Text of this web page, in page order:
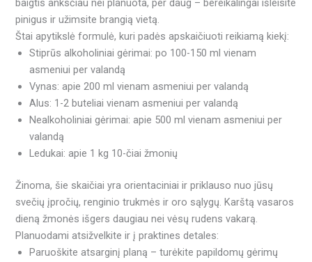
baigtis anksčiau nei planuota, per daug – bereikalingai išleisite
pinigus ir užimsite brangią vietą.
Štai apytikslė formulė, kuri padės apskaičiuoti reikiamą kiekį:
Stiprūs alkoholiniai gėrimai: po 100-150 ml vienam
asmeniui per valandą
Vynas: apie 200 ml vienam asmeniui per valandą
Alus: 1-2 buteliai vienam asmeniui per valandą
Nealkoholiniai gėrimai: apie 500 ml vienam asmeniui per
valandą
Ledukai: apie 1 kg 10-čiai žmonių
Žinoma, šie skaičiai yra orientaciniai ir priklauso nuo jūsų
svečių įpročių, renginio trukmės ir oro sąlygų. Karštą vasaros
dieną žmonės išgers daugiau nei vėsų rudens vakarą.
Planuodami atsižvelkite ir į praktines detales:
Paruoškite atsarginį planą – turėkite papildomų gėrimų